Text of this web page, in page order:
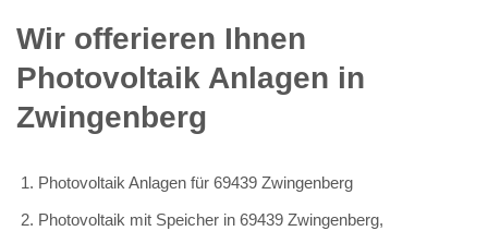
Wir offerieren Ihnen
Photovoltaik Anlagen in
Zwingenberg
Photovoltaik Anlagen für 69439 Zwingenberg
Photovoltaik mit Speicher in 69439 Zwingenberg,